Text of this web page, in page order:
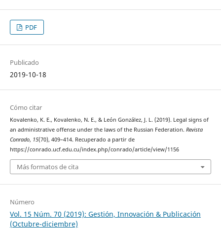
PDF
Publicado
2019-10-18
Cómo citar
Kovalenko, K. E., Kovalenko, N. E., & León González, J. L. (2019). Legal signs of
an administrative offense under the laws of the Russian Federation. Revista
Conrado, 15(70), 409–414. Recuperado a partir de
https://conrado.ucf.edu.cu/index.php/conrado/article/view/1156
Más formatos de cita
Número
Vol. 15 Núm. 70 (2019): Gestión, Innovación & Publicación
(Octubre-diciembre)